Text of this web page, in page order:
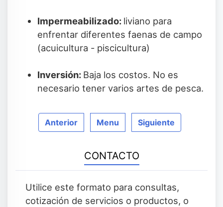
Impermeabilizado: liviano para
enfrentar diferentes faenas de campo
(acuicultura - piscicultura)
Inversión: Baja los costos. No es
necesario tener varios artes de pesca.
Anterior Menu Siguiente
CONTACTO
Utilice este formato para consultas,
cotización de servicios o productos, o